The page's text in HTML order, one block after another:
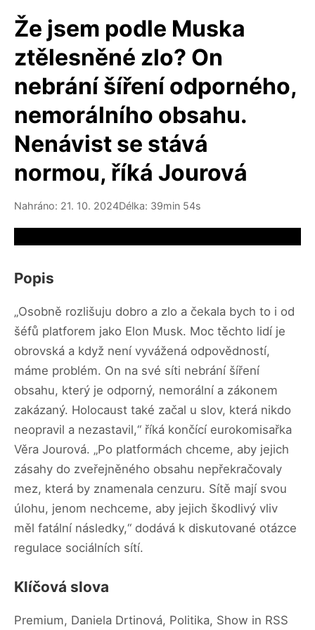
Že jsem podle Muska
ztělesněné zlo? On
nebrání šíření odporného,
nemorálního obsahu.
Nenávist se stává
normou, říká Jourová
Nahráno: 21. 10. 2024Délka: 39min 54s
Popis
„Osobně rozlišuju dobro a zlo a čekala bych to i od
šéfů platforem jako Elon Musk. Moc těchto lidí je
obrovská a když není vyvážená odpovědností,
máme problém. On na své síti nebrání šíření
obsahu, který je odporný, nemorální a zákonem
zakázaný. Holocaust také začal u slov, která nikdo
neopravil a nezastavil,“ říká končící eurokomisařka
Věra Jourová. „Po platformách chceme, aby jejich
zásahy do zveřejněného obsahu nepřekračovaly
mez, která by znamenala cenzuru. Sítě mají svou
úlohu, jenom nechceme, aby jejich škodlivý vliv
měl fatální následky,“ dodává k diskutované otázce
regulace sociálních sítí.
Klíčová slova
Premium, Daniela Drtinová, Politika, Show in RSS